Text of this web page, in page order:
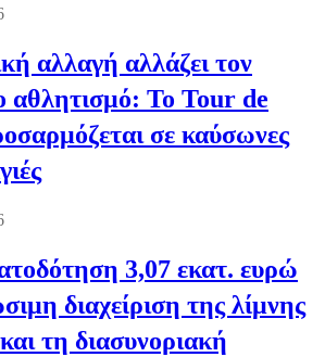
αλλαγή αλλάζει τον
αθλητισμό: Το Tour de
σε καύσωνες
3,07 εκατ. ευρώ
διαχείριση της λίμνης
τη διασυνοριακή